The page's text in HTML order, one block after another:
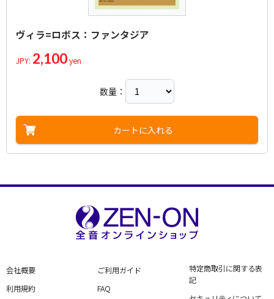
ヴィラ=ロボス：ファンタジア
JPY: 2,100yen
数量：
カートに入れる
会社概要
利用規約
ご利用ガイド
FAQ
特定商取引に関する表
記